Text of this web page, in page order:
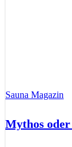
Sauna Magazin
Mythos